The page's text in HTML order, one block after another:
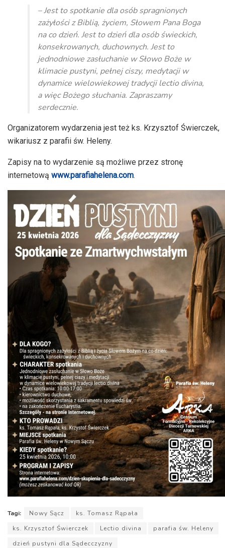
dźwiękowych– Jest to spotkanie dla osób spragnionych
zażyłości z Biblią, życiem, Słowem Pana Boga
na co dzień. Jest to dzień dla osób świeckich,
konsekrowanych, duchownych. Jest to
jednodniowe zasłuchanie w Słowo Boże w
klimacie pustyni, pełnej ciszy, medytacji w
dynamice wielowiekowej tradycji lectio divina,
a więc Bożego słuchania. Zapraszamy
serdecznie.
Organizatorem wydarzenia jest też ks. Krzysztof Świerczek,
wikariusz z parafii św. Heleny.
Zapisy na to wydarzenie są możliwe przez stronę
internetową www.parafiahelena.com.
Tagi: Nowy Sącz
ks. Tomasz Rąpała
ks. Krzysztof Świerczek
Lectio divina
parafia św. Heleny
dzień pustyni dla Sądecczyzny